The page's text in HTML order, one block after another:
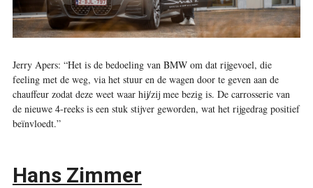
Jerry Apers: “Het is de bedoeling van BMW om dat rijgevoel, die
feeling met de weg, via het stuur en de wagen door te geven aan de
chauffeur zodat deze weet waar hij/zij mee bezig is. De carrosserie van
de nieuwe 4-reeks is een stuk stijver geworden, wat het rijgedrag positief
beïnvloedt.”
Hans Zimmer